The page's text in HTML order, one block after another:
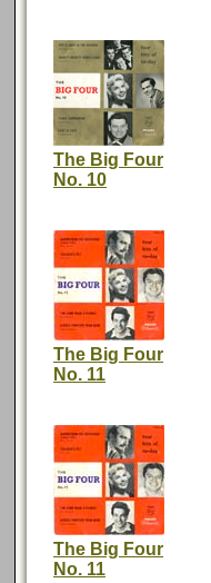
The Big Four
No. 10
The Big Four
No. 11
The Big Four
No. 11